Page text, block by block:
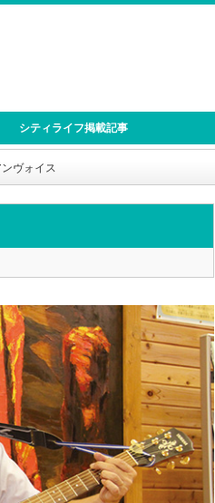
シティライフ掲載記事
ヴォイス